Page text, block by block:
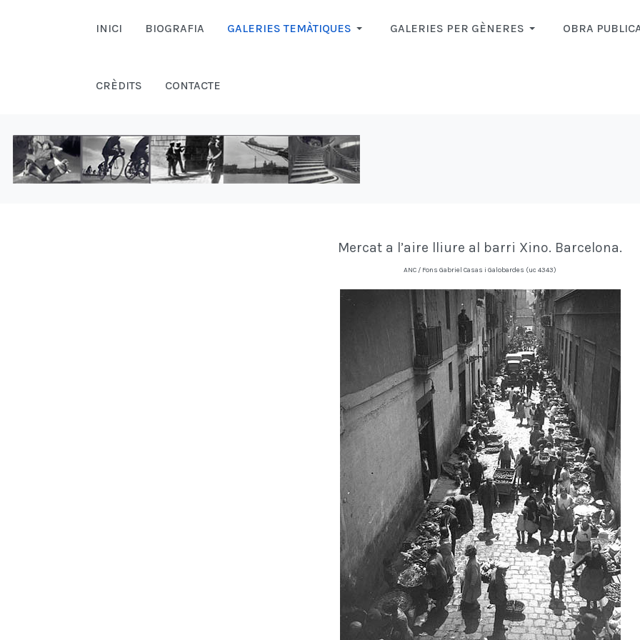
INICI BIOGRAFIA GALERIES TEMÀTIQUES GALERIES PER GÈNERES OBRA
CRÈDITS CONTACTE
Mercat a l’aire lliure al barri Xino. Barcelona.
ANC / Fons Gabriel Casas i Galobardes (uc 4343)